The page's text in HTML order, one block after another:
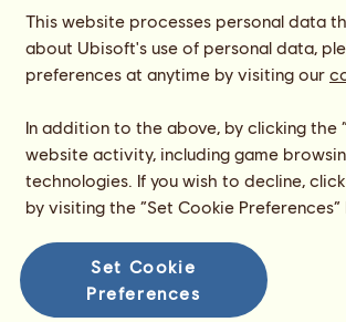
Die Gesamtrangliste
Die Platzierung für die Rasse
Die höchsten Auszeichnungen
This website processes personal data
about Ubisoft's use of personal data,
preferences at anytime by visiting our
In addition to the above, by clicking
website activity, including game
technologies. If you wish to decline,
by visiting the “Set Cookie
Set Cookie
Preferences